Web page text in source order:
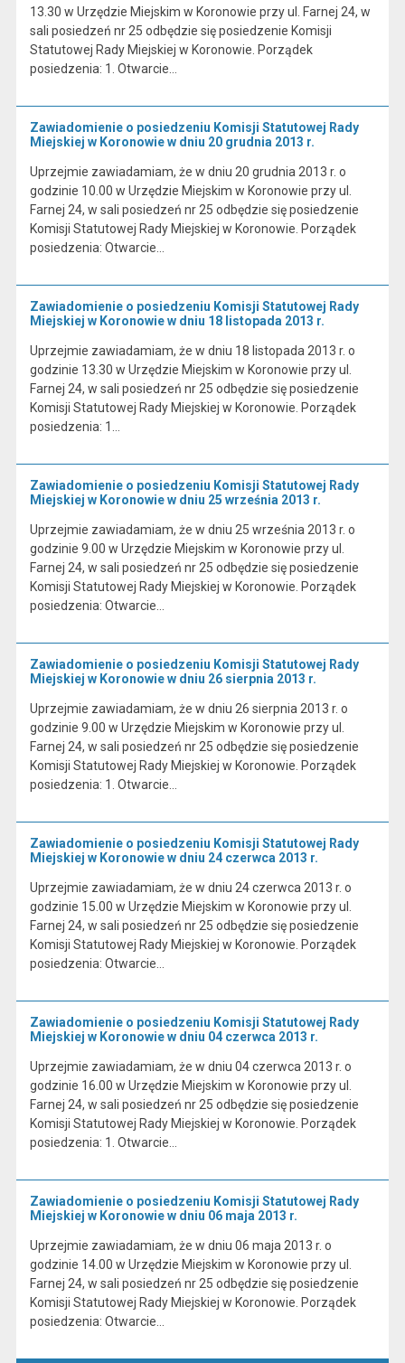
13.30 w Urzędzie Miejskim w Koronowie przy ul. Farnej 24, w
sali posiedzeń nr 25 odbędzie się posiedzenie Komisji
Statutowej Rady Miejskiej w Koronowie. Porządek
posiedzenia: 1. Otwarcie…
Zawiadomienie o posiedzeniu Komisji Statutowej Rady
Miejskiej w Koronowie w dniu 20 grudnia 2013 r.
Uprzejmie zawiadamiam, że w dniu 20 grudnia 2013 r. o
godzinie 10.00 w Urzędzie Miejskim w Koronowie przy ul.
Farnej 24, w sali posiedzeń nr 25 odbędzie się posiedzenie
Komisji Statutowej Rady Miejskiej w Koronowie. Porządek
posiedzenia: Otwarcie…
Zawiadomienie o posiedzeniu Komisji Statutowej Rady
Miejskiej w Koronowie w dniu 18 listopada 2013 r.
Uprzejmie zawiadamiam, że w dniu 18 listopada 2013 r. o
godzinie 13.30 w Urzędzie Miejskim w Koronowie przy ul.
Farnej 24, w sali posiedzeń nr 25 odbędzie się posiedzenie
Komisji Statutowej Rady Miejskiej w Koronowie. Porządek
posiedzenia: 1…
Zawiadomienie o posiedzeniu Komisji Statutowej Rady
Miejskiej w Koronowie w dniu 25 września 2013 r.
Uprzejmie zawiadamiam, że w dniu 25 września 2013 r. o
godzinie 9.00 w Urzędzie Miejskim w Koronowie przy ul.
Farnej 24, w sali posiedzeń nr 25 odbędzie się posiedzenie
Komisji Statutowej Rady Miejskiej w Koronowie. Porządek
posiedzenia: Otwarcie…
Zawiadomienie o posiedzeniu Komisji Statutowej Rady
Miejskiej w Koronowie w dniu 26 sierpnia 2013 r.
Uprzejmie zawiadamiam, że w dniu 26 sierpnia 2013 r. o
godzinie 9.00 w Urzędzie Miejskim w Koronowie przy ul.
Farnej 24, w sali posiedzeń nr 25 odbędzie się posiedzenie
Komisji Statutowej Rady Miejskiej w Koronowie. Porządek
posiedzenia: 1. Otwarcie…
Zawiadomienie o posiedzeniu Komisji Statutowej Rady
Miejskiej w Koronowie w dniu 24 czerwca 2013 r.
Uprzejmie zawiadamiam, że w dniu 24 czerwca 2013 r. o
godzinie 15.00 w Urzędzie Miejskim w Koronowie przy ul.
Farnej 24, w sali posiedzeń nr 25 odbędzie się posiedzenie
Komisji Statutowej Rady Miejskiej w Koronowie. Porządek
posiedzenia: Otwarcie…
Zawiadomienie o posiedzeniu Komisji Statutowej Rady
Miejskiej w Koronowie w dniu 04 czerwca 2013 r.
Uprzejmie zawiadamiam, że w dniu 04 czerwca 2013 r. o
godzinie 16.00 w Urzędzie Miejskim w Koronowie przy ul.
Farnej 24, w sali posiedzeń nr 25 odbędzie się posiedzenie
Komisji Statutowej Rady Miejskiej w Koronowie. Porządek
posiedzenia: 1. Otwarcie…
Zawiadomienie o posiedzeniu Komisji Statutowej Rady
Miejskiej w Koronowie w dniu 06 maja 2013 r.
Uprzejmie zawiadamiam, że w dniu 06 maja 2013 r. o
godzinie 14.00 w Urzędzie Miejskim w Koronowie przy ul.
Farnej 24, w sali posiedzeń nr 25 odbędzie się posiedzenie
Komisji Statutowej Rady Miejskiej w Koronowie. Porządek
posiedzenia: Otwarcie…